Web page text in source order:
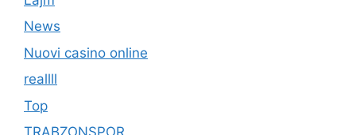
News
Nuovi casino online
reallll
Top